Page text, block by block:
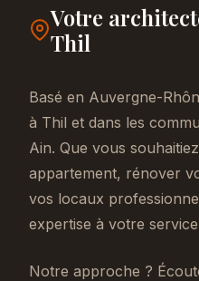
Votre
Thil
Basé en Auvergne-
à Thil et dans les
Ain. Que vous
appartement, rénover
vos locaux
expertise à votre
Notre approche ?